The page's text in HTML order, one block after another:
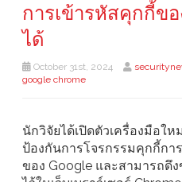
การเข้ารหัสคุกกี้ข
ได้
October 31st, 2024
google chrome
นักวิจัยได้เปิดตัวเครื่องมือใ
ป้องกันการโจรกรรมคุกกี้กา
ของ Google และสามารถดึ